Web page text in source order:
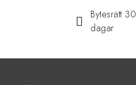
Bytesrätt 30
dagar